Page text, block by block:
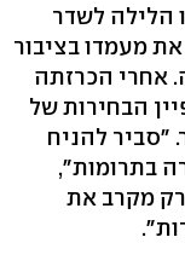
הלילה לשדר
מעמדו בציבור
אחרי הכרזתה
הבחירות של
דולר. "סביר להניח
בתרומות",
מקרב את